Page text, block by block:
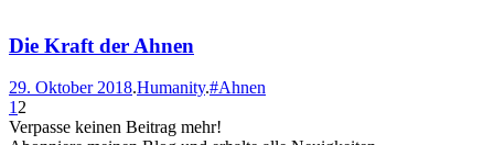
Die Kraft der Ahnen
29. Oktober 2018.Humanity.#Ahnen
1 2
Verpasse keinen Beitrag mehr!